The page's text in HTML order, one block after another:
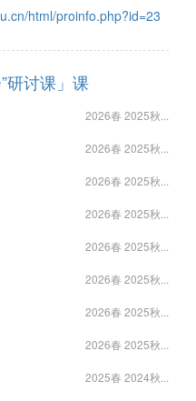
html/proinfo.php?id=23
研讨课」课
2026春 2025秋...
2026春 2025秋...
2026春 2025秋...
2026春 2025秋...
2026春 2025秋...
2026春 2025秋...
2026春 2025秋...
2026春 2025秋...
2025春 2024秋...